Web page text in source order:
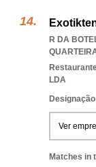
R DA
LDA
Ver
Matches in